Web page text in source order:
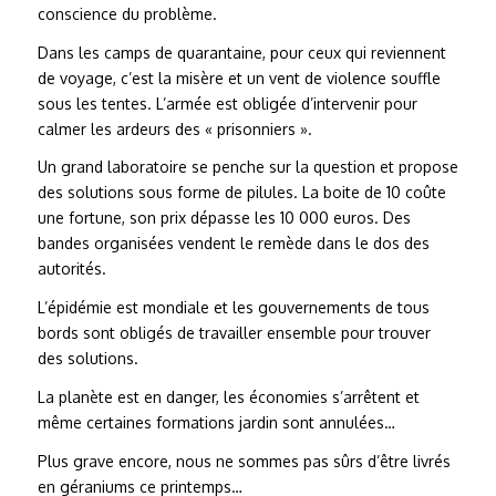
conscience du problème.
Dans les camps de quarantaine, pour ceux qui reviennent
de voyage, c’est la misère et un vent de violence souffle
sous les tentes. L’armée est obligée d’intervenir pour
calmer les ardeurs des « prisonniers ».
Un grand laboratoire se penche sur la question et propose
des solutions sous forme de pilules. La boite de 10 coûte
une fortune, son prix dépasse les 10 000 euros. Des
bandes organisées vendent le remède dans le dos des
autorités.
L’épidémie est mondiale et les gouvernements de tous
bords sont obligés de travailler ensemble pour trouver
des solutions.
La planète est en danger, les économies s’arrêtent et
même certaines formations jardin sont annulées…
Plus grave encore, nous ne sommes pas sûrs d’être livrés
en géraniums ce printemps…